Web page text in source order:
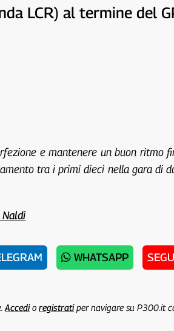
LCR) al termine del
e mantenere un buon ritmo
tra i primi dieci nella gara di
Naldi
WHATSAPP
Accedio registratiper navigare su P300.it